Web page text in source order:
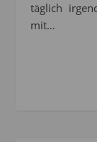
täglich
mit…